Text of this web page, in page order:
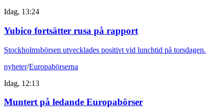
Idag, 13:24
Yubico fortsätter rusa på rapport
Stockholmsbörsen utvecklades positivt vid lunchtid på torsdagen.
nyheter/Europabörserna
Idag, 12:13
Muntert på ledande Europabörser